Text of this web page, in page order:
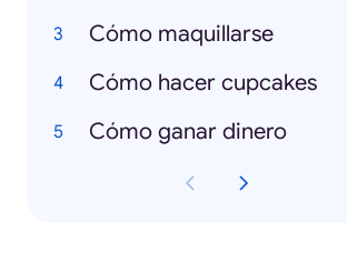
Cómo maquillarse
Cómo hacer cupcakes
Cómo ganar dinero